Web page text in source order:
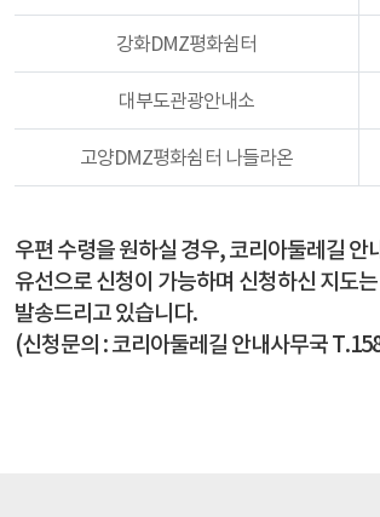
강화DMZ평화쉼터
대부도관광안내소
고양DMZ평화쉼터 나들라온
우편 수령을 원하실 경우, 코리아둘레길 안
유선으로 신청이 가능하며 신청하신 지도
발송드리고 있습니다.
(신청문의 : 코리아둘레길 안내사무국